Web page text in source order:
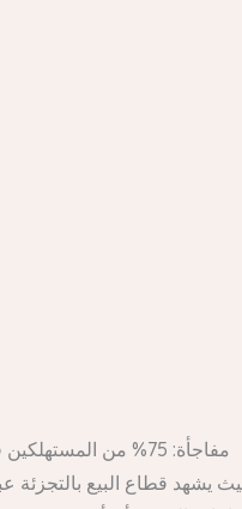
مفاجأة: 75% من المستهلكين في السعودية يفضلون التسوق عبر الإنترنت خلال عيد الأضحى المقبل
يشهد قطاع البيع